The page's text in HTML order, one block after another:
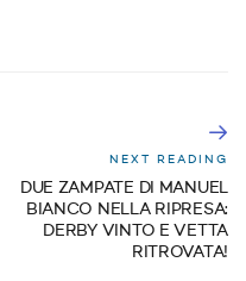
NEXT READING
DUE ZAMPATE DI MANUEL
BIANCO NELLA RIPRESA:
DERBY VINTO E VETTA
RITROVATA!